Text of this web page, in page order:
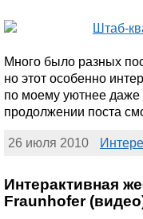
Много было разных
но этот особенно
по моему уютнее даже
продолжении поста
26 июля 2010
Интерактивная
Fraunhofer